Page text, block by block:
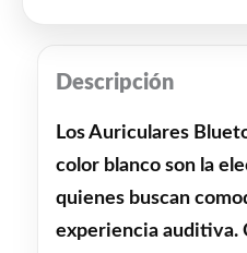
Descripción
Los Auriculares
color blanco son la
quienes buscan
experiencia auditiva.